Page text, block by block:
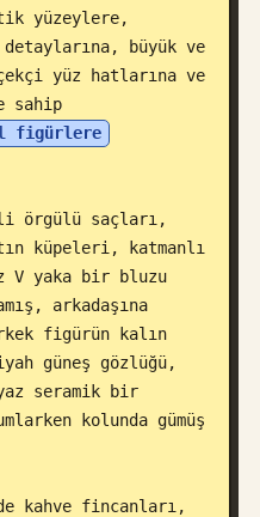
yüzeylere,
büyük ve
yüz hatlarına ve
sahip
figürlere
örgülü saçları,
küpeleri, katmanlı
V yaka bir bluzu
arkadaşına
figürün kalın
güneş gözlüğü,
seramik bir
kolunda gümüş
kahve fincanları,